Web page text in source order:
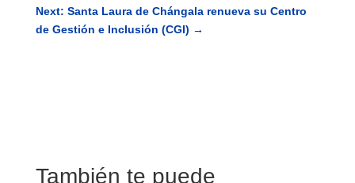
Next: Santa Laura de Chángala renueva su Centro
de Gestión e Inclusión (CGI) →
También te puede